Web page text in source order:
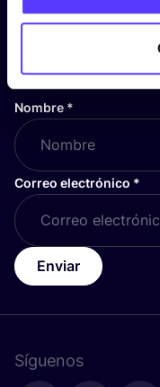
¡Suscríbete
y mantente
Nombre *
Correo electrónico *
Enviar
Síguenos